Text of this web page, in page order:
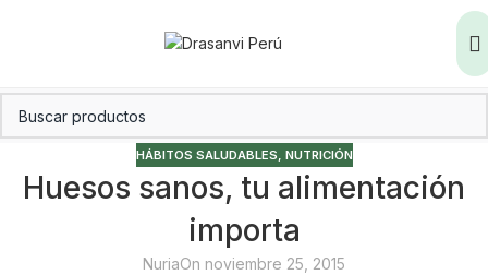
HÁBITOS SALUDABLES, NUTRICIÓN
Huesos sanos, tu alimentación
importa
NuriaOn noviembre 25, 2015